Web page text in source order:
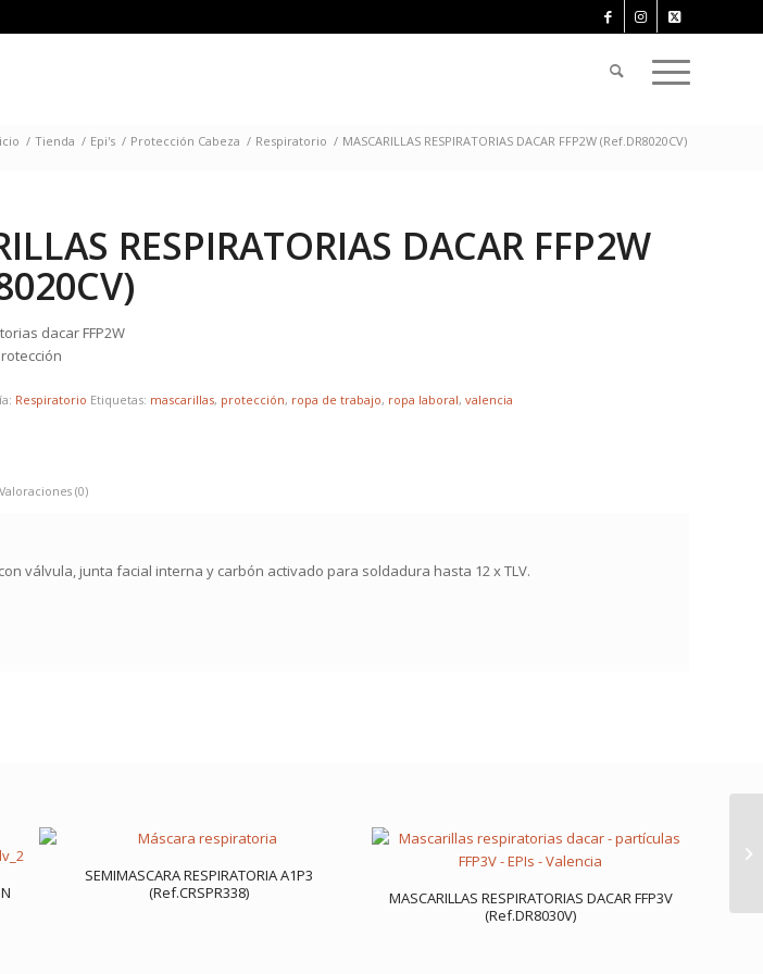
/ Tienda / Epi's / Protección Cabeza / Respiratorio / MASCARILLAS RESPIRATORIAS DACAR FFP2W (Ref.DR8020CV)
RESPIRATORIAS DACAR FFP2W
dacar FFP2W
Respiratorio Etiquetas: mascarillas, protección, ropa de trabajo, ropa laboral,valencia
Valoraciones (0)
con válvula, junta facial interna y carbón activado para soldadura hasta 12 x TLV.
SEMIMASCARA RESPIRATORIA A1P3
(Ref.CRSPR338)
MASCARILLAS RESPIRATORIAS DACAR FFP3V
(Ref.DR8030V)